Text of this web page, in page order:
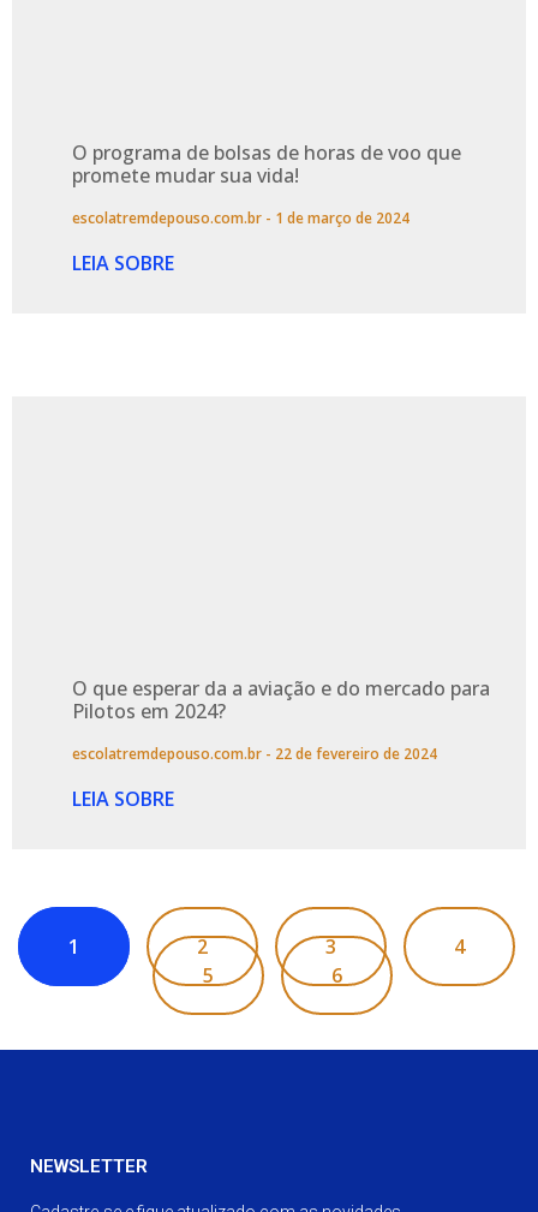
O programa de bolsas de horas de voo que
promete mudar sua vida!
escolatremdepouso.com.br 1 de março de 2024
LEIA SOBRE
O que esperar da a aviação e do mercado para
Pilotos em 2024?
escolatremdepouso.com.br 22 de fevereiro de 2024
LEIA SOBRE
1 2 3
4
5
6
NEWSLETTER